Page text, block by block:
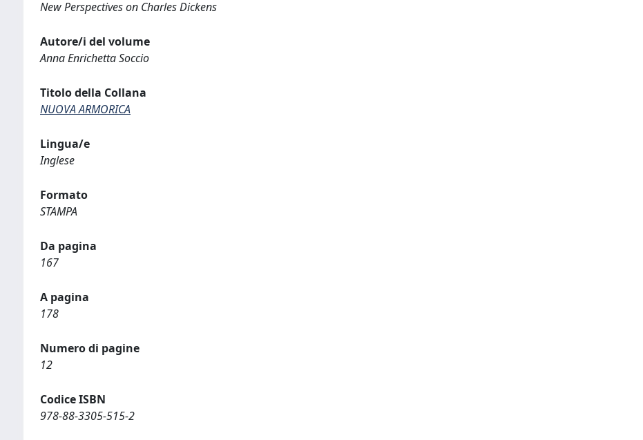
New Perspectives on Charles Dickens
Autore/i del volume
Anna Enrichetta Soccio
Titolo della Collana
NUOVA ARMORICA
Lingua/e
Inglese
Formato
STAMPA
Da pagina
167
A pagina
178
Numero di pagine
12
Codice ISBN
978-88-3305-515-2